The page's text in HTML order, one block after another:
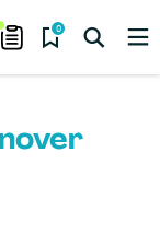
0